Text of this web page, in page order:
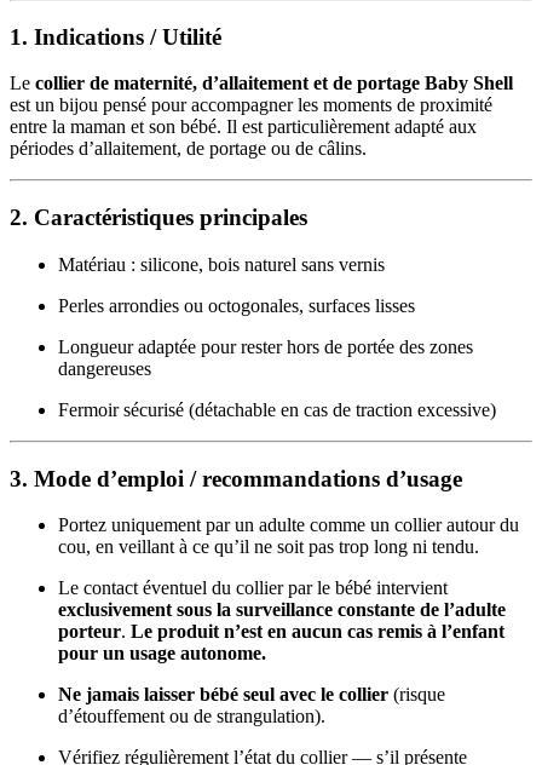
1. Indications / Utilité
Le collier de maternité, d’allaitement et de portage Baby Shell
est un bijou pensé pour accompagner les moments de proximité
entre la maman et son bébé. Il est particulièrement adapté aux
périodes d’allaitement, de portage ou de câlins.
2. Caractéristiques principales
Matériau : silicone, bois naturel sans vernis
Perles arrondies ou octogonales, surfaces lisses
Longueur adaptée pour rester hors de portée des zones
dangereuses
Fermoir sécurisé (détachable en cas de traction excessive)
3. Mode d’emploi / recommandations d’usage
Portez uniquement par un adulte comme un collier autour du
cou, en veillant à ce qu’il ne soit pas trop long ni tendu.
Le contact éventuel du collier par le bébé intervient
exclusivement sous la surveillance constante de l’adulte
porteur. Le produit n’est en aucun cas remis à l’enfant
pour un usage autonome.
Ne jamais laisser bébé seul avec le collier (risque
d’étouffement ou de strangulation).
Vérifiez régulièrement l’état du collier — s’il présente